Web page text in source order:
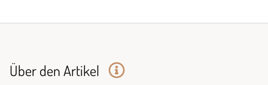
Über den Artikel